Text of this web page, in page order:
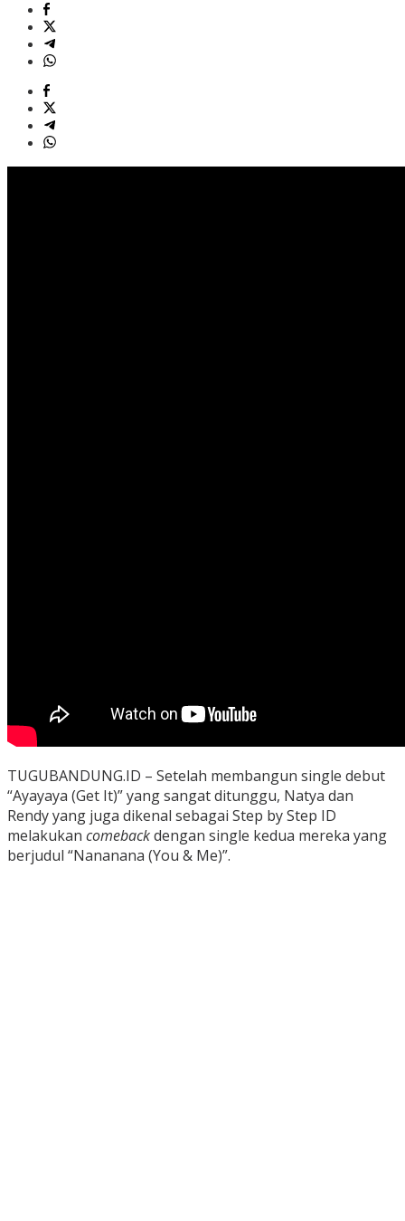
TUGUBANDUNG.ID – Setelah membangun single debut
“Ayayaya (Get It)” yang sangat ditunggu, Natya dan
Rendy yang juga dikenal sebagai Step by Step ID
melakukan comebackdengan single kedua mereka yang
berjudul “Nananana (You & Me)”.